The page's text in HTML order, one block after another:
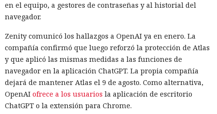
en el equipo, a gestores de contraseñas y al historial del
navegador.
Zenity comunicó los hallazgos a OpenAI ya en enero. La
compañía confirmó que luego reforzó la protección de Atlas
y que aplicó las mismas medidas a las funciones de
navegador en la aplicación ChatGPT. La propia compañía
dejará de mantener Atlas el 9 de agosto. Como alternativa,
OpenAI ofrece a los usuarios la aplicación de escritorio
ChatGPT o la extensión para Chrome.